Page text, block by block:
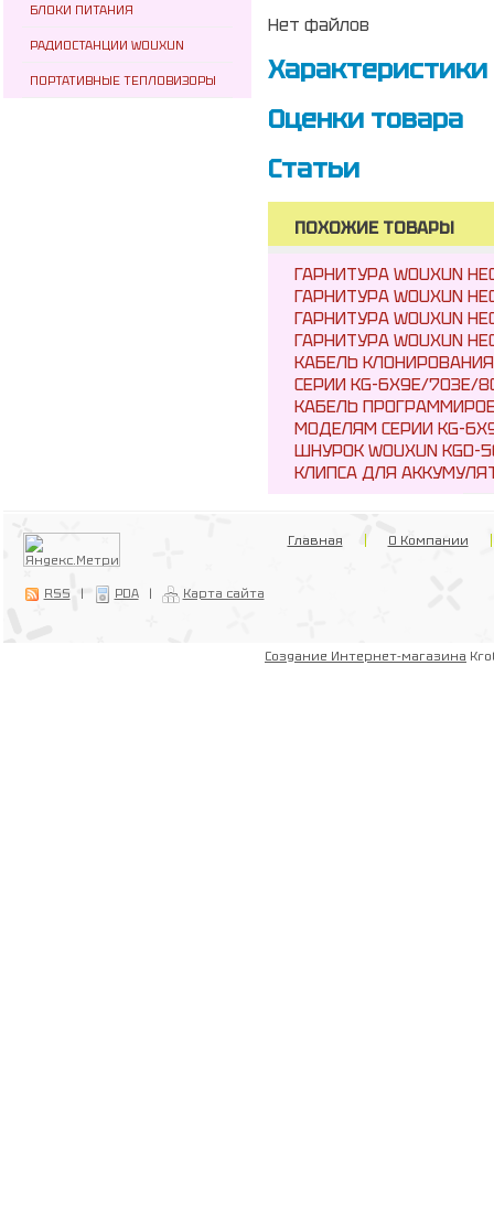
БЛОКИ ПИТАНИЯ
РАДИОСТАНЦИИ WOUXUN
ПОРТАТИВНЫЕ ТЕПЛОВИЗОРЫ
Нет файлов
Характеристики
Оценки товара
Статьи
ПОХОЖИЕ ТОВАРЫ
ГАРНИТУРА WOUXUN
ГАРНИТУРА WOUXUN
ГАРНИТУРА WOUXUN
ГАРНИТУРА WOUXUN
КАБЕЛЬ КЛОНИРОВАНИЯ
СЕРИИ KG-6X9E/703E/
КАБЕЛЬ
МОДЕЛЯМ СЕРИИ KG-
ШНУРОК WOUXUN KGD-
КЛИПСА ДЛЯ
RSS | PDA | Карта сайта
Главная О Компании
Создание Интернет-магазина